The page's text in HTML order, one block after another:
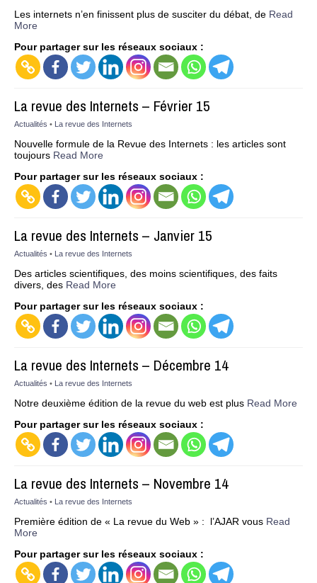
Les internets n’en finissent plus de susciter du débat, de Read
More
Pour partager sur les réseaux sociaux :
La revue des Internets – Février 15
Actualités • La revue des Internets
Nouvelle formule de la Revue des Internets : les articles sont
toujours Read More
Pour partager sur les réseaux sociaux :
La revue des Internets – Janvier 15
Actualités • La revue des Internets
Des articles scientifiques, des moins scientifiques, des faits
divers, des Read More
Pour partager sur les réseaux sociaux :
La revue des Internets – Décembre 14
Actualités • La revue des Internets
Notre deuxième édition de la revue du web est plus Read More
Pour partager sur les réseaux sociaux :
La revue des Internets – Novembre 14
Actualités • La revue des Internets
Première édition de « La revue du Web » : l’AJAR vous Read
More
Pour partager sur les réseaux sociaux :